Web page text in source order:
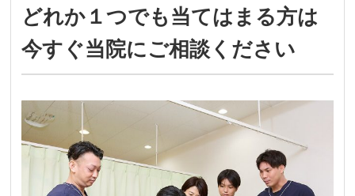
どれか１つでも当てはまる方は
今すぐ当院にご相談ください